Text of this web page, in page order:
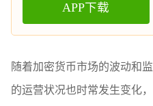
APP下载
随着加密货币市场的波动和
的运营状况也时常发生变化